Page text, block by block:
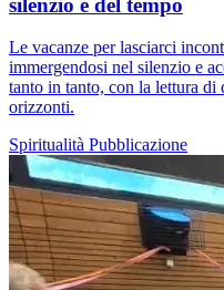
Le vacanze per lasciarci
immergendosi nel silenzio e
tanto in tanto, con la lettura di
orizzonti.
Spiritualità Pubblicazione